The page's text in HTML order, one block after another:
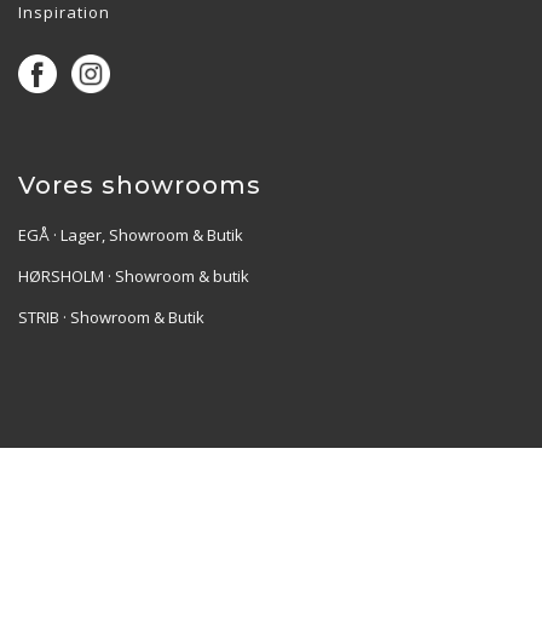
Inspiration
Vores showrooms
EGÅ · Lager, Showroom & Butik
HØRSHOLM · Showroom & butik
STRIB · Showroom & Butik